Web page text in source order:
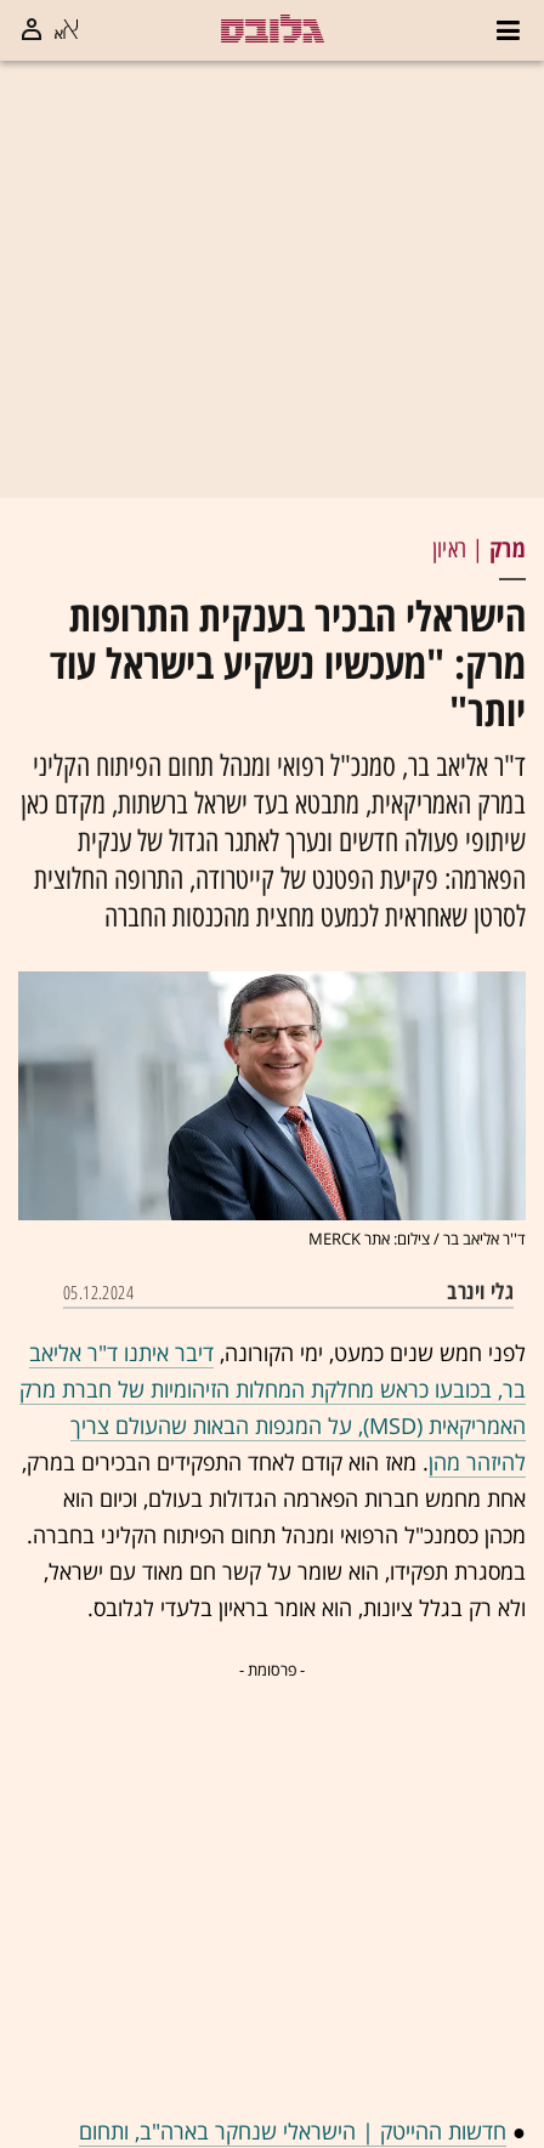
מרק | ראיון
הישראלי הבכיר בענקית התרופות
מרק: "מעכשיו נשקיע בישראל עוד
יותר"
ד"ר אליאב בר, סמנכ"ל רפואי ומנהל תחום הפיתוח הקליני
במרק האמריקאית, מתבטא בעד ישראל ברשתות, מקדם כאן
שיתופי פעולה חדשים ונערך לאתגר הגדול של ענקית
הפארמה: פקיעת הפטנט של קייטרודה, התרופה החלוצית
לסרטן שאחראית לכמעט מחצית מהכנסות החברה
ד''ר אליאב בר / צילום: אתר MERCK
גלי וינרב 05.12.2024
לפני חמש שנים כמעט, ימי הקורונה, דיבר איתנו ד"ר אליאב
בר, בכובעו כראש מחלקת המחלות הזיהומיות של חברת מרק
האמריקאית (MSD), על המגפות הבאות
שהעולם צריך
להיזהר מהן. מאז הוא קודם לאחד התפקידים הבכירים במרק,
אחת מחמש חברות הפארמה הגדולות בעולם, וכיום הוא
מכהן כסמנכ"ל הרפואי ומנהל תחום הפיתוח הקליני בחברה.
במסגרת תפקידו, הוא שומר על קשר חם מאוד עם ישראל,
ולא רק בגלל ציונות, הוא אומר בראיון בלעדי לגלובס.
- פרסומת -
● חדשות ההייטק | הישראלי שנחקר בארה"ב, ותחום